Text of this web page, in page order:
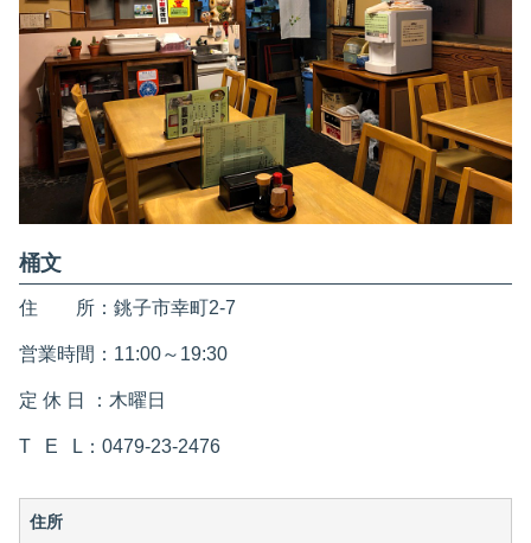
桶文
住 所：銚子市幸町2-7
営業時間：11:00～19:30
定 休 日 ：木曜日
T E L：0479-23-2476
住所